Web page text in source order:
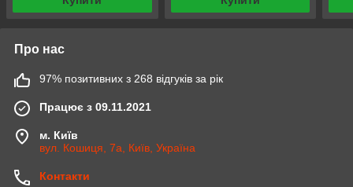
Про нас
97% позитивних з 268 відгуків за рік
Працює з 09.11.2021
м. Київ
вул. Кошиця, 7а, Київ, Україна
Контакти